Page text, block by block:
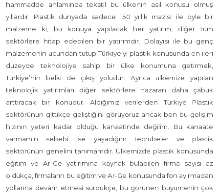
hammadde anlamında tekstil bu ülkenin asıl konusu olmuş
yıllardır. Plastik dünyada sadece 150 yıllık mazisi ile öyle bir
malzeme ki, bu konuya yapılacak her yatırım, diğer tüm
sektörlere hitap edebilen bir yatırımdır. Dolayısı ile bu genç
malzemenin ucundan tutup Türkiye’yi plastik konusunda en ileri
düzeyde teknolojiye sahip bir ülke konumuna getirmek,
Türkiye’nin belki de çıkış yoludur. Ayrıca ülkemize yapılan
teknolojik yatırımları diğer sektörlere nazaran daha çabuk
arttıracak bir konudur. Aldığımız verilerden Türkiye Plastik
sektörünün gittikçe geliştiğini görüyoruz ancak ben bu gelişim
hızının yeteri kadar olduğu kanaatinde değilim. Bu kanaate
varmamın sebebi ise yaşadığım tecrübeler ve plastik
sektörünün genelini tanımamdır. Ülkemizde plastik konusunda
eğitim ve Ar-Ge yatırımına kaynak bulabilen firma sayısı az
oldukça, firmaların bu eğitim ve Ar-Ge konusunda fon ayırmadan
yollarına devam etmesi sürdükçe, bu görünen büyümenin çok